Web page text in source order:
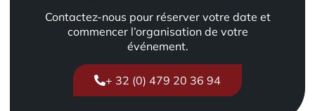
Contactez-nous pour réserver votre date et
commencer l’organisation de votre
événement.
+ 32 (0) 479 20 36 94